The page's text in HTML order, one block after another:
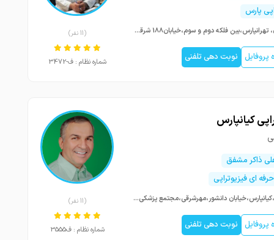
پارس
تهران، تهرانپارس،بین فلکه دوم و سوم،خیابان188 شرقی(رحمانِی)پلاک122،ساختمان پزشکان پارس
نوبت دهی تلفنی
(11 نفر)
شماره نظام : ف-3472
کیانپارس
ذاکر مشفق
ای فیزیوتراپی
اهواز،کیانپارس،خیابان دانشور،مهرشرقی،مجتمع پزشکی مهر،طبقه 3،روبروی سازمان تامین اجتماعی
نوبت دهی تلفنی
(11 نفر)
شماره نظام : ف3555